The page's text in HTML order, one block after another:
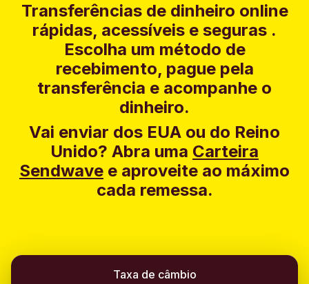
Transferências de dinheiro online
rápidas, acessíveis e seguras .
Escolha um método de
recebimento, pague pela
transferência e acompanhe o
dinheiro.
Vai enviar dos EUA ou do Reino
Unido? Abra uma Carteira
Sendwave e aproveite ao máximo
cada remessa.
Taxa de câmbio